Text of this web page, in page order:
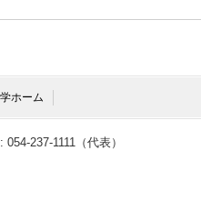
ホーム
237-1111（代表）